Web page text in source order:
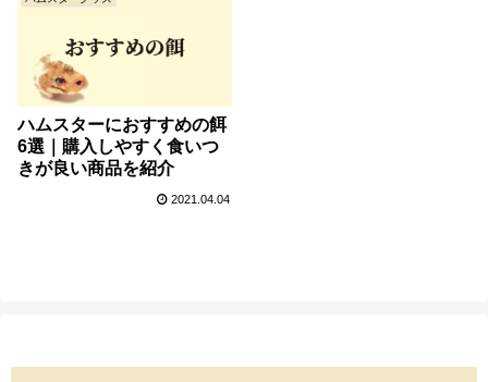
ハムスターにおすすめの餌
6選｜購入しやすく食いつ
きが良い商品を紹介
2021.04.04